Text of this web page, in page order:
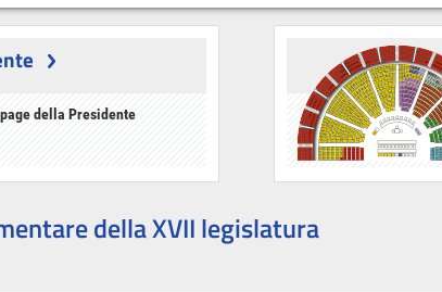
della Presidente
della XVII legislatura